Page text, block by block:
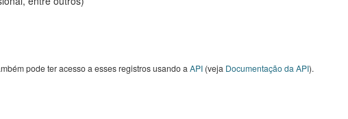
pode ter acesso a esses registros usando a API(veja Documentação da API).